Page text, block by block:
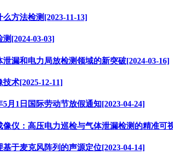
方法检测[2023-11-13]
[2024-03-03]
漏和电力局放检测领域的新突破[2024-03-16]
术[2025-12-11]
5月1日国际劳动节放假通知[2023-04-24]
仪：高压电力巡检与气体泄漏检测的精准可
于麦克风阵列的声源定位[2023-04-14]